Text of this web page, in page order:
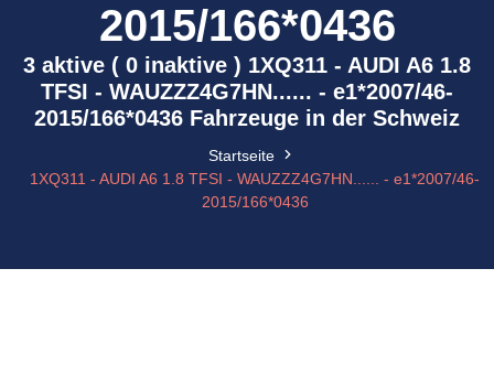
2015/166*0436
3 aktive ( 0 inaktive ) 1XQ311 - AUDI A6 1.8
TFSI - WAUZZZ4G7HN...... - e1*2007/46-
2015/166*0436 Fahrzeuge in der Schweiz
Startseite
1XQ311 - AUDI A6 1.8 TFSI - WAUZZZ4G7HN...... - e1*2007/46-
2015/166*0436